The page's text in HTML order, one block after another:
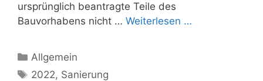
ursprünglich beantragte Teile des
Bauvorhabens nicht … Weiterlesen …
Kategorien
Allgemein
Schlagwörter
2022, Sanierung